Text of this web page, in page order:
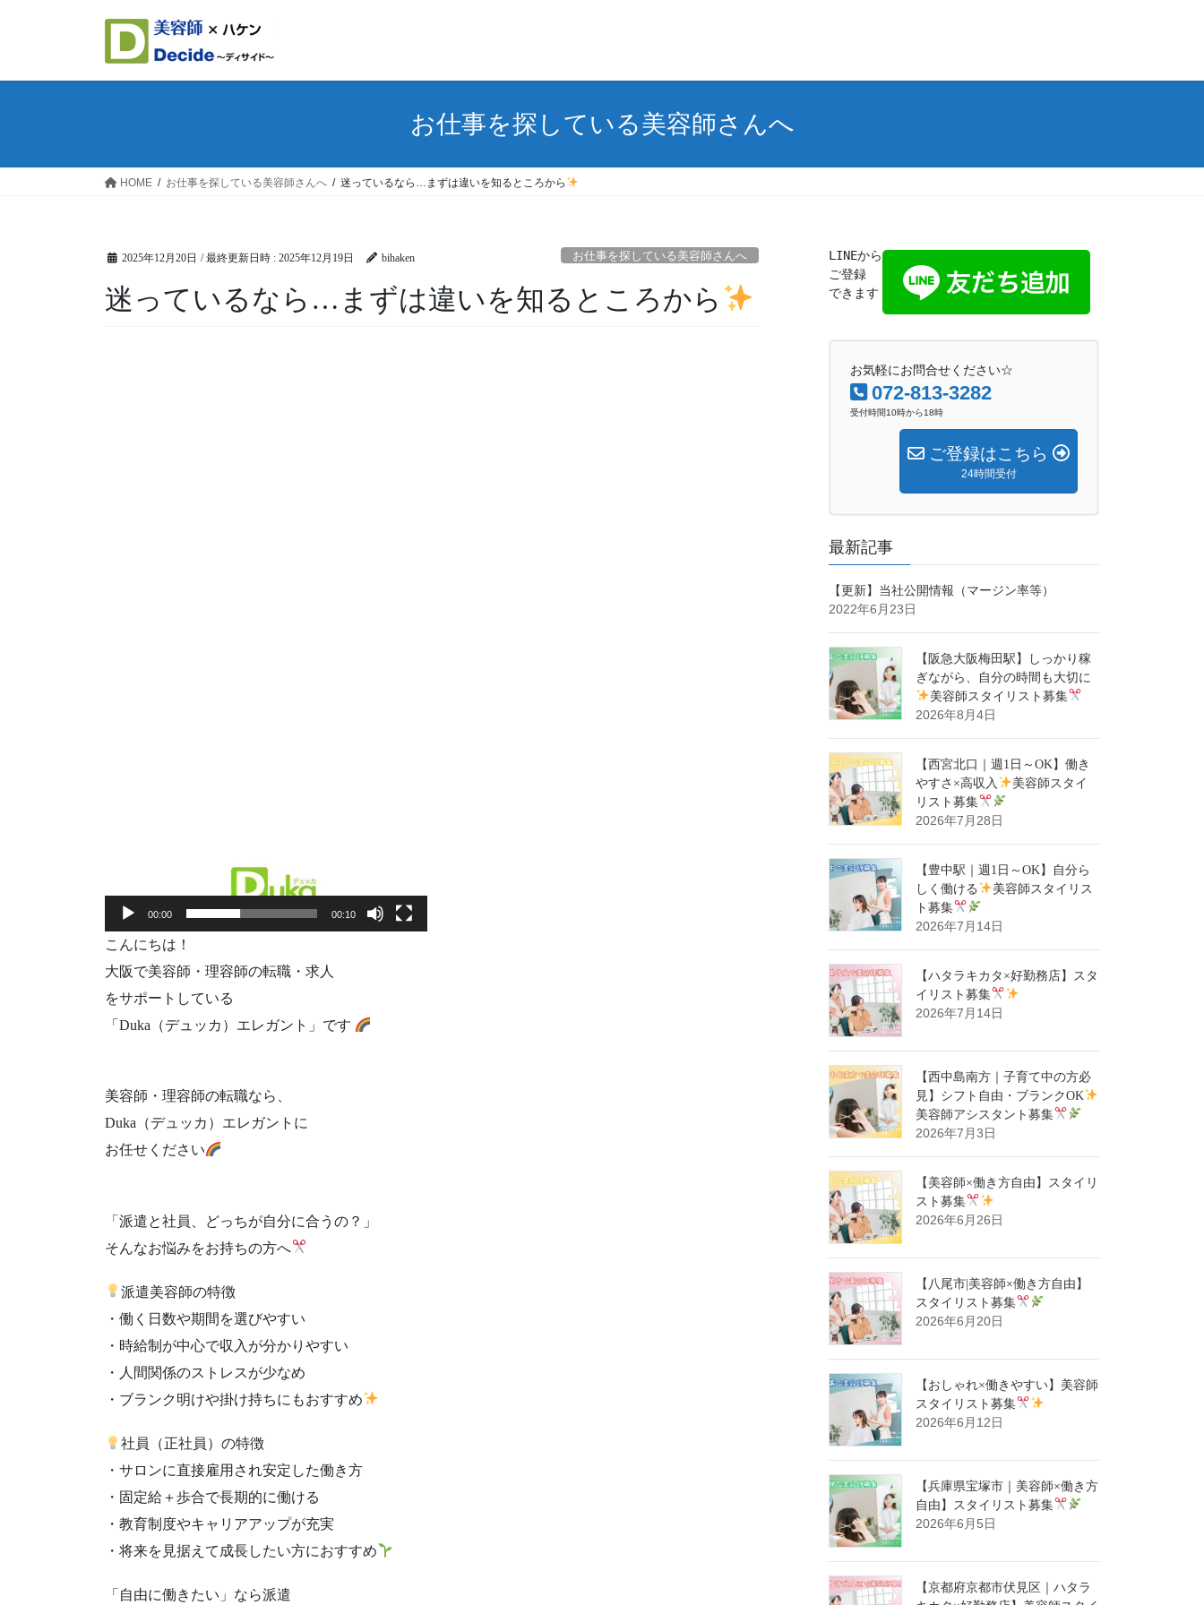
お仕事を探している美容師さんへ
HOME お仕事を探している美容師さんへ 迷っているなら…まずは違いを知るところから
2025年12月20日 / 最終更新日時 : 2025年12月19日 bihaken お仕事を探している美容師さんへ
迷っているなら…まずは違いを知るところから
00:00 00:10
こんにちは！
大阪で美容師・理容師の転職・求人
をサポートしている
「Duka（デュッカ）エレガント」です
美容師・理容師の転職なら、
Duka（デュッカ）エレガントに
お任せください
「派遣と社員、どっちが自分に合うの？」
そんなお悩みをお持ちの方へ
派遣美容師の特徴
・働く日数や期間を選びやすい
・時給制が中心で収入が分かりやすい
・人間関係のストレスが少なめ
・ブランク明けや掛け持ちにもおすすめ
社員（正社員）の特徴
・サロンに直接雇用され安定した働き方
・固定給＋歩合で長期的に働ける
・教育制度やキャリアアップが充実
・将来を見据えて成長したい方におすすめ
「自由に働きたい」なら派遣
LINEから
ご登録
できます
お気軽にお問合せください☆
072-813-3282
受付時間10時から18時
ご登録はこちら
24時間受付
最新記事
【更新】当社公開情報（マージン率等）
2022年6月23日
【阪急大阪梅田駅】しっかり稼
ぎながら、自分の時間も大切に
美容師スタイリスト募集
2026年8月4日
【西宮北口｜週1日～OK】働き
やすさ×高収入
美容師スタイ
リスト募集
2026年7月28日
【豊中駅｜週1日～OK】自分ら
しく働ける
美容師スタイリス
ト募集
2026年7月14日
【ハタラキカタ×好勤務店】スタ
イリスト募集
2026年7月14日
【西中島南方｜子育て中の方必
見】シフト自由・ブランクOK
美容師アシスタント募集
2026年7月3日
【美容師×働き方自由】スタイリ
スト募集
2026年6月26日
【八尾市|美容師×働き方自由】
スタイリスト募集
2026年6月20日
【おしゃれ×働きやすい】美容師
スタイリスト募集
2026年6月12日
【兵庫県宝塚市｜美容師×働き方
自由】スタイリスト募集
2026年6月5日
【京都府京都市伏見区｜ハタラ